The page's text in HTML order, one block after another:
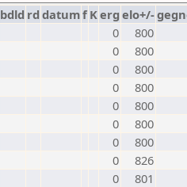
bdld rd datumf Kerg elo+/-
0
800
0
800
0
800
0
800
0
800
0
800
0
800
0
826
0
801